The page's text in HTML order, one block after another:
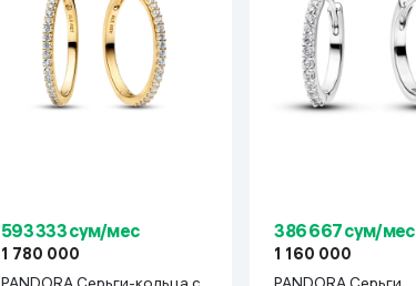
593 333 сум/мес
1 780 000
386 667 сум/мес
1 160 000